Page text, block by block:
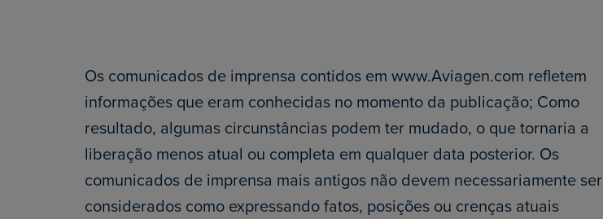
Os comunicados de imprensa contidos em www.Aviagen.com refletem
informações que eram conhecidas no momento da publicação; Como
resultado, algumas circunstâncias podem ter mudado, o que tornaria a
liberação menos atual ou completa em qualquer data posterior. Os
comunicados de imprensa mais antigos não devem necessariamente ser
considerados como expressando fatos, posições ou crenças atuais